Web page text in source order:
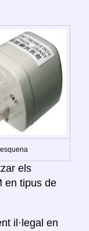
esquena
els
en tipus de
il·legal en